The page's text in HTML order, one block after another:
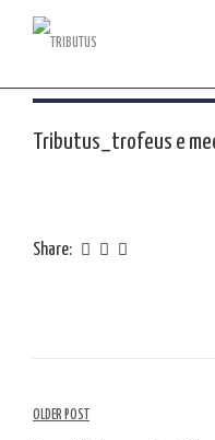
Tributus_trofeus e
Share:
Navegação
OLDER POST